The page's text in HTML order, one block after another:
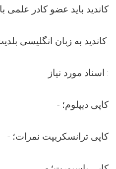
- کاندید باید عضو کادر علمی
- کاندید به زبان انگلیسی بلدیت داشته باشد.
اسناد مورد نیاز :
- کاپی دیپلوم؛
- کاپی ترانسکریپت نمرات؛